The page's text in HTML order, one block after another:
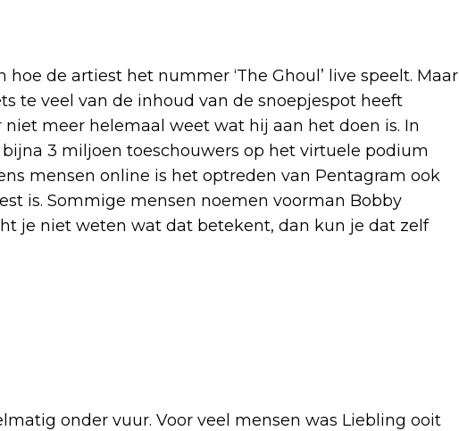
de artiest het nummer ‘The Ghoul’ live speelt. Maar
te veel van de inhoud van de snoepjespot heeft
meer helemaal weet wat hij aan het doen is. In
3 miljoen toeschouwers op het virtuele podium
mensen online is het optreden van Pentagram ook
is. Sommige mensen noemen voorman Bobby
je niet weten wat dat betekent, dan kun je dat zelf
onder vuur. Voor veel mensen was Liebling ooit